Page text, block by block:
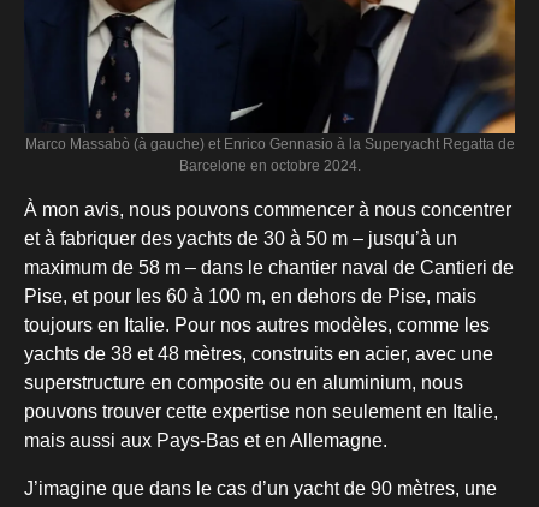
Marco Massabò (à gauche) et Enrico Gennasio à la Superyacht Regatta de
Barcelone en octobre 2024.
À mon avis, nous pouvons commencer à nous concentrer
et à fabriquer des yachts de 30 à 50 m – jusqu’à un
maximum de 58 m – dans le chantier naval de Cantieri de
Pise, et pour les 60 à 100 m, en dehors de Pise, mais
toujours en Italie. Pour nos autres modèles, comme les
yachts de 38 et 48 mètres, construits en acier, avec une
superstructure en composite ou en aluminium, nous
pouvons trouver cette expertise non seulement en Italie,
mais aussi aux Pays-Bas et en Allemagne.
J’imagine que dans le cas d’un yacht de 90 mètres, une